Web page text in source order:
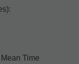
Time